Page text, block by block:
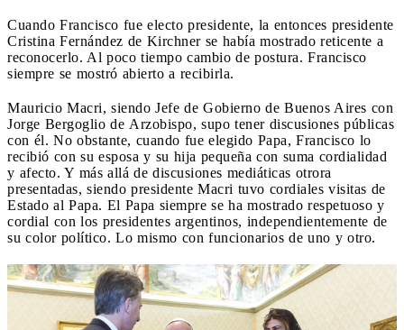
Cuando Francisco fue electo presidente, la entonces presidente
Cristina Fernández de Kirchner se había mostrado reticente a
reconocerlo. Al poco tiempo cambio de postura. Francisco
siempre se mostró abierto a recibirla.
Mauricio Macri, siendo Jefe de Gobierno de Buenos Aires con
Jorge Bergoglio de Arzobispo, supo tener discusiones públicas
con él. No obstante, cuando fue elegido Papa, Francisco lo
recibió con su esposa y su hija pequeña con suma cordialidad
y afecto. Y más allá de discusiones mediáticas otrora
presentadas, siendo presidente Macri tuvo cordiales visitas de
Estado al Papa. El Papa siempre se ha mostrado respetuoso y
cordial con los presidentes argentinos, independientemente de
su color político. Lo mismo con funcionarios de uno y otro.